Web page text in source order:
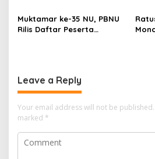
Muktamar ke-35 NU, PBNU
Rilis Daftar Peserta
Leave a Reply
Your email address will not be published.
marked *